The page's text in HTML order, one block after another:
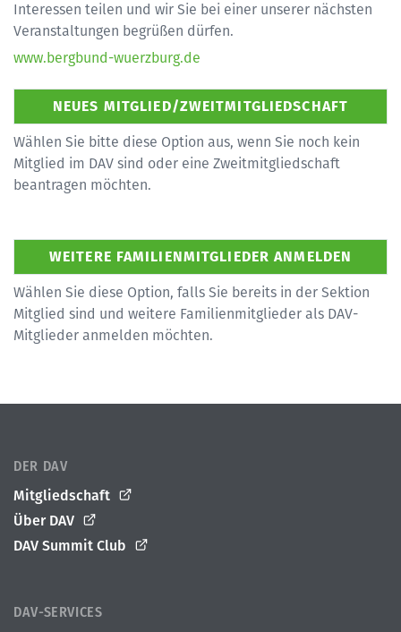
Interessen teilen und wir Sie bei einer unserer nächsten
Veranstaltungen begrüßen dürfen.
www.bergbund-wuerzburg.de
Wählen Sie bitte diese Option aus, wenn Sie noch kein
Mitglied im DAV sind oder eine Zweitmitgliedschaft
beantragen möchten.
Wählen Sie diese Option, falls Sie bereits in der Sektion
Mitglied sind und weitere Familienmitglieder als DAV-
Mitglieder anmelden möchten.
DER DAV
Mitgliedschaft
Über DAV
DAV Summit Club
DAV-SERVICES